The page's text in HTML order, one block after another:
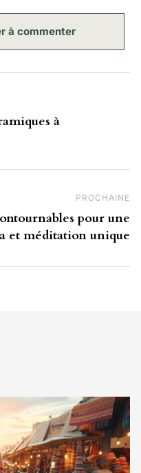
à commenter
à
PROCHAINE
pour une
et méditation unique